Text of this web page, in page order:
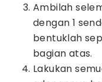
Ambilah
dengan 1
bentuklah
bagian atas.
Lakukan